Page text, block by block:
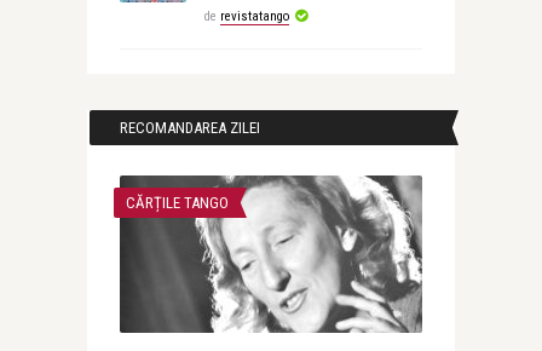
de revistatango
RECOMANDAREA ZILEI
CĂRȚILE TANGO